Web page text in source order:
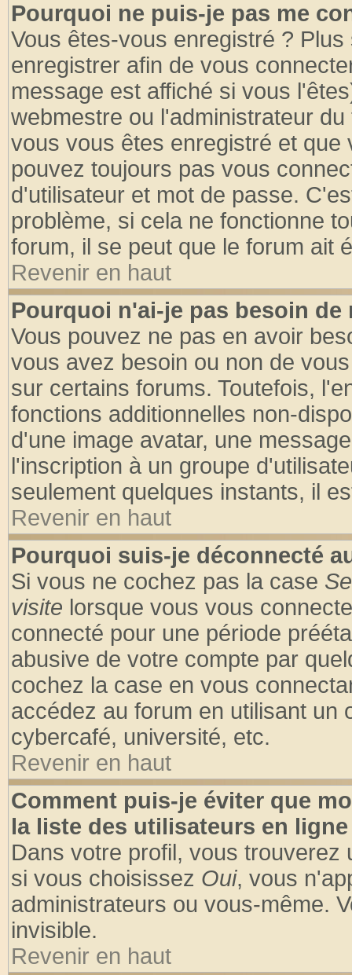
Pourquoi ne puis-je pas me
Vous êtes-vous enregistré ?
enregistrer afin de vous
message est affiché si vous
webmestre ou l'administrateur
vous vous êtes enregistré et
pouvez toujours pas vous
d'utilisateur et mot de passe.
problème, si cela ne fonctionne
forum, il se peut que le forum ait
Revenir en haut
Pourquoi n'ai-je pas besoin de
Vous pouvez ne pas en avoir
vous avez besoin ou non de
sur certains forums. Toutefois,
fonctions additionnelles non-
d'une image avatar, une
l'inscription à un groupe
seulement quelques instants, il
Revenir en haut
Pourquoi suis-je déconnecté
Si vous ne cochez pas la case
visite lorsque vous vous
connecté pour une période
abusive de votre compte par
cochez la case en vous
accédez au forum en utilisant un
cybercafé, université, etc.
Revenir en haut
Comment puis-je éviter que
la liste des utilisateurs en
Dans votre profil, vous trouverez
si vous choisissez Oui, vous
administrateurs ou vous-même.
invisible.
Revenir en haut